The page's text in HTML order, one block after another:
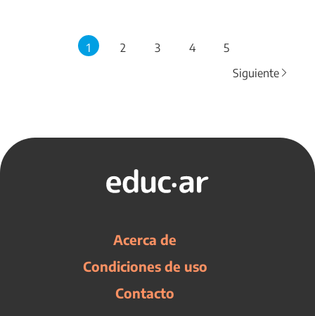
1 2 3 4
5
Siguiente
Acerca de
Condiciones de uso
Contacto